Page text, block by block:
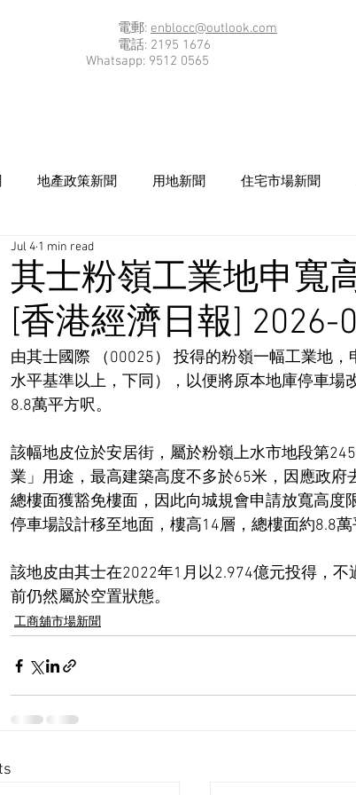
電郵: enblocc@outlook.com
電話: 2195 1676
Whatsapp: 9512 0565
地產政策新聞 用地新聞 住宅市場新聞
其士粉嶺工業地申寬
[香港經濟日報] 2026-
Jul 4 1 min read
由其士國際 （00025） 投得的粉嶺一幅工業地
水平基準以上，下同），以便將原本地庫停車場
8.8萬平方呎。
該幅地皮位於安居街，屬於粉嶺上水市地段第
業」用途，最高建築高度不多於65米，因應政
總樓面獲豁免樓面，因此向城規會申請放寬高度
停車場設計移至地面，樓高14層，總樓面約8.8萬
該地皮由其士在2022年1月以2.974億元投得，
前仍然屬於空置狀態。
工商舖市場新聞